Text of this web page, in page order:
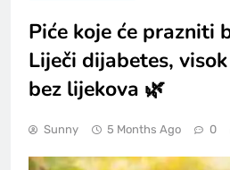
Piće koje će prazniti
Liječi dijabetes,
bez lijekova 🌿
Sunny 5 Months Ago 0